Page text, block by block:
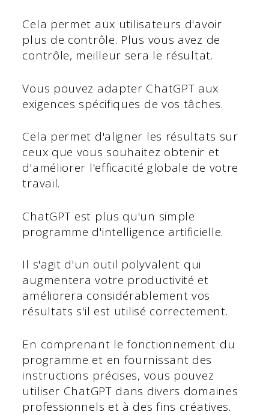
Cela permet aux utilisateurs d'avoir
plus de contrôle. Plus vous avez de
contrôle, meilleur sera le résultat.
Vous pouvez adapter ChatGPT aux
exigences spécifiques de vos tâches.
Cela permet d'aligner les résultats sur
ceux que vous souhaitez obtenir et
d'améliorer l'efficacité globale de votre
travail.
ChatGPT est plus qu'un simple
programme d'intelligence artificielle.
Il s'agit d'un outil polyvalent qui
augmentera votre productivité et
améliorera considérablement vos
résultats s'il est utilisé correctement.
En comprenant le fonctionnement du
programme et en fournissant des
instructions précises, vous pouvez
utiliser ChatGPT dans divers domaines
professionnels et à des fins créatives.